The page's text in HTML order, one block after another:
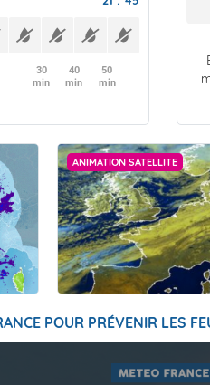
30
min
40
min
50
min
ANIMATION SATELLITE
POUR PRÉVENIR LES